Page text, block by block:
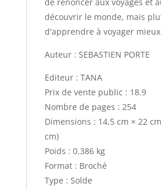
découvrir le monde, mais
d'apprendre à voyager
Auteur : SEBASTIEN PORTE
Editeur : TANA
Prix de vente public : 18.9
Nombre de pages : 254
Dimensions : 14,5 cm × 22
cm)
Poids : 0.386 kg
Format : Broché
Type : Solde